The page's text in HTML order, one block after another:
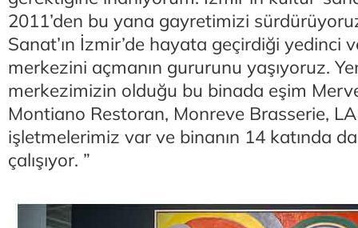
2011’den bu yana gayretimizi
Sanat’ın İzmir’de hayata geçirdiği yedinci
merkezini açmanın gururunu yaşıyoruz.
merkezimizin olduğu bu binada eşim
Montiano Restoran, Monreve Brasserie, LA
işletmelerimiz var ve binanın 14 katında
çalışıyor. ”